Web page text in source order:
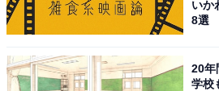
（TBS系）で俳優デビューを果た
ハリウッド映画『ワイルド・スピ
DRIFT』に出演し注目を集めると
Friends』やドラマ『謎解きはデ
いか
8選
20年
学校